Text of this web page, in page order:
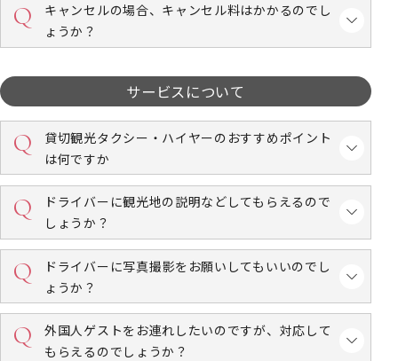
キャンセルの場合、キャンセル料はかかるのでし
ょうか？
サービスについて
貸切観光タクシー・ハイヤーのおすすめポイント
は何ですか
ドライバーに観光地の説明などしてもらえるので
しょうか？
ドライバーに写真撮影をお願いしてもいいのでし
ょうか？
外国人ゲストをお連れしたいのですが、対応して
もらえるのでしょうか？